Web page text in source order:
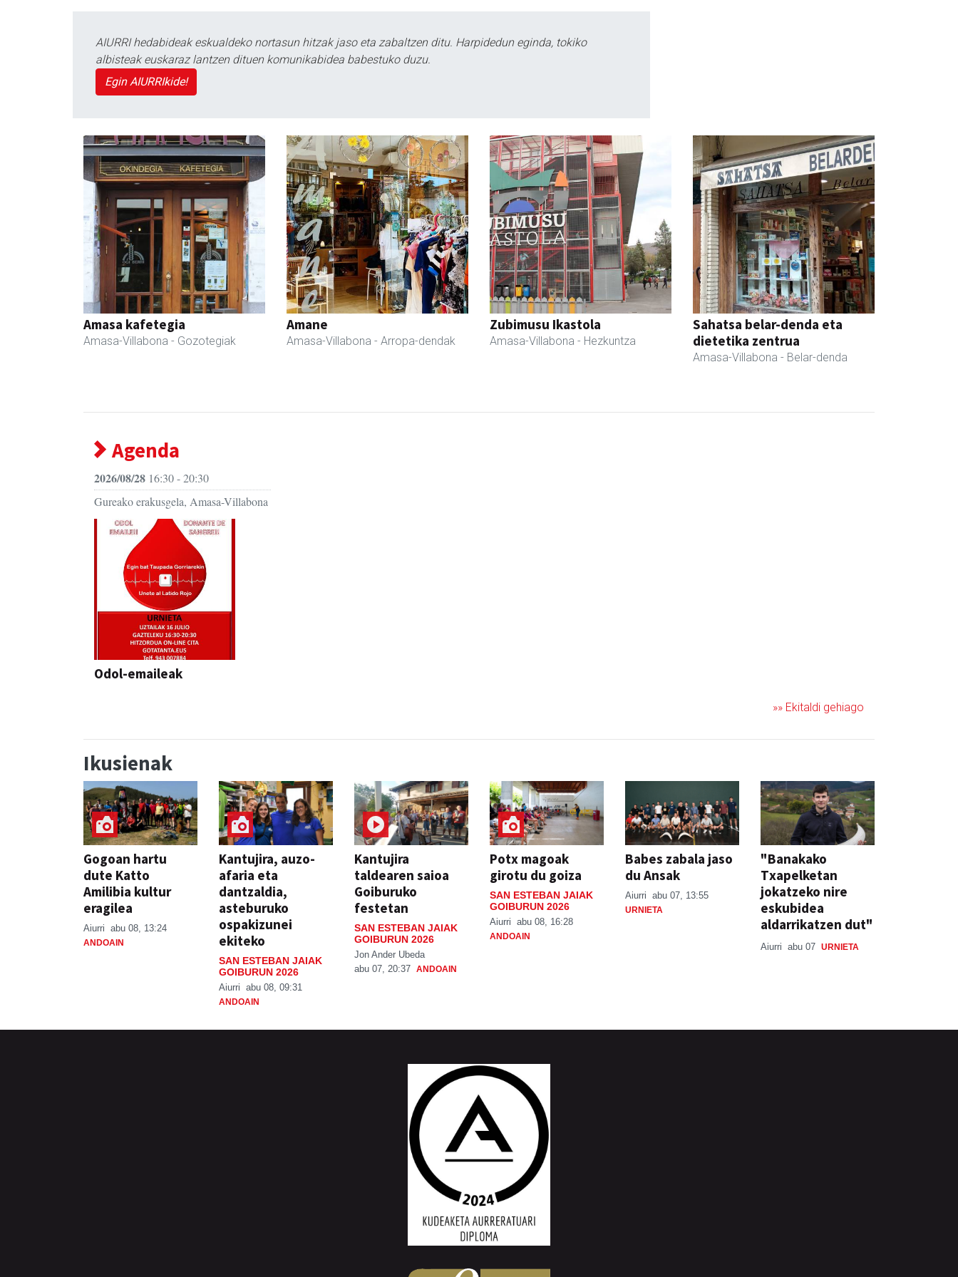
AIURRI hedabideak eskualdeko nortasun hitzak jaso eta zabaltzen ditu. Harpidedun eginda, tokiko
albisteak euskaraz lantzen dituen komunikabidea babestuko duzu.
Egin AIURRIkide!
Amasa kafetegia
Amasa-Villabona - Gozotegiak
Amane
Amasa-Villabona - Arropa-dendak
Zubimusu Ikastola
Amasa-Villabona - Hezkuntza
Sahatsa belar-denda eta
dietetika zentrua
Amasa-Villabona - Belar-denda
Agenda
2026/08/28 16:30 - 20:30
Gureako erakusgela, Amasa-Villabona
Odol-emaileak
»» Ekitaldi gehiago
Ikusienak
Gogoan hartu
dute Katto
Amilibia kultur
eragilea
Aiurri abu 08, 13:24
ANDOAIN
Kantujira, auzo-
afaria eta
dantzaldia,
asteburuko
ospakizunei
ekiteko
SAN ESTEBAN JAIAK
GOIBURUN 2026
Aiurri abu 08, 09:31
ANDOAIN
Kantujira
taldearen saioa
Goiburuko
festetan
SAN ESTEBAN JAIAK
GOIBURUN 2026
Jon Ander Ubeda
abu 07, 20:37 ANDOAIN
Potx magoak
girotu du goiza
SAN ESTEBAN JAIAK
GOIBURUN 2026
Aiurri abu 08, 16:28
ANDOAIN
Babes zabala jaso
du Ansak
Aiurri abu 07, 13:55
URNIETA
"Banakako
Txapelketan
jokatzeko nire
eskubidea
aldarrikatzen dut"
Aiurri abu 07 URNIETA